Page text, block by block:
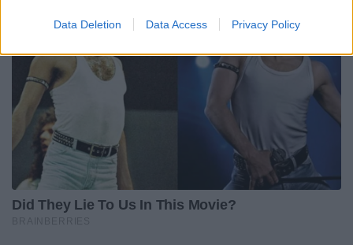
Data Deletion Data Access Privacy Policy